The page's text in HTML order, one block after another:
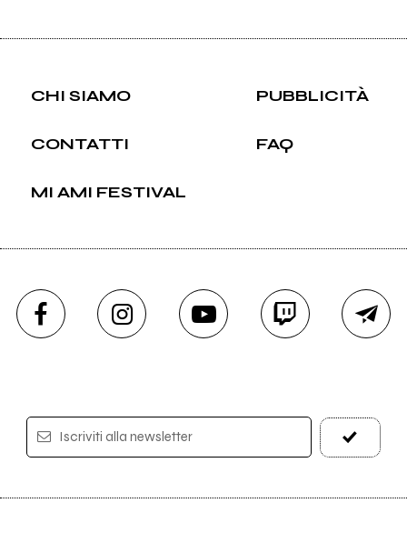
CHI SIAMO PUBBLICITÀ
CONTATTI FAQ
MI AMI FESTIVAL
Iscriviti alla newsletter